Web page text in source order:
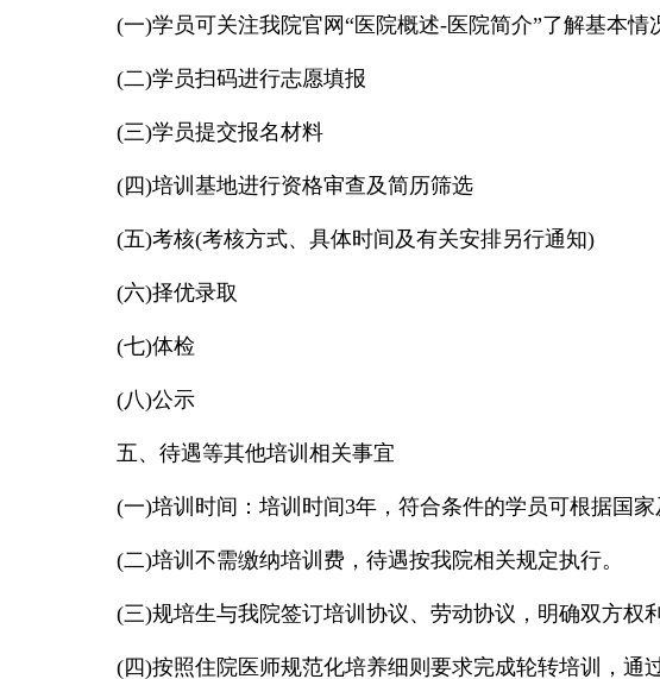
(一)学员可关注我院官网“医院概述-医院简介”了解基本情
(二)学员扫码进行志愿填报
(三)学员提交报名材料
(四)培训基地进行资格审查及简历筛选
(五)考核(考核方式、具体时间及有关安排另行通知)
(六)择优录取
(七)体检
(八)公示
五、待遇等其他培训相关事宜
(一)培训时间：培训时间3年，符合条件的学员可根据国家
(二)培训不需缴纳培训费，待遇按我院相关规定执行。
(三)规培生与我院签订培训协议、劳动协议，明确双方权
(四)按照住院医师规范化培养细则要求完成轮转培训，通